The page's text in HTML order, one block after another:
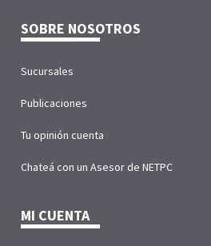
SOBRE NOSOTROS
Sucursales
Publicaciones
Tu opinión cuenta
Chateá con un Asesor de NETPC
MI CUENTA